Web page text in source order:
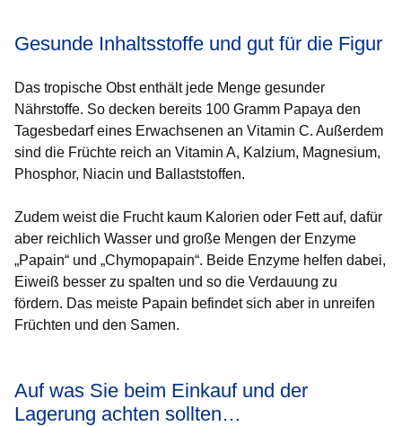
Gesunde Inhaltsstoffe und gut für die Figur
Das tropische Obst enthält jede Menge gesunder
Nährstoffe. So decken bereits 100 Gramm Papaya den
Tagesbedarf eines Erwachsenen an Vitamin C. Außerdem
sind die Früchte reich an Vitamin A, Kalzium, Magnesium,
Phosphor, Niacin und Ballaststoffen.
Zudem weist die Frucht kaum Kalorien oder Fett auf, dafür
aber reichlich Wasser und große Mengen der Enzyme
„Papain“ und „Chymopapain“. Beide Enzyme helfen dabei,
Eiweiß besser zu spalten und so die Verdauung zu
fördern. Das meiste Papain befindet sich aber in unreifen
Früchten und den Samen.
Auf was Sie beim Einkauf und der
Lagerung achten sollten…